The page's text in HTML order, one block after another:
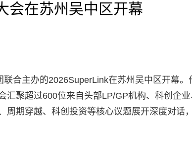
会在苏州吴中区开幕
合主办的2026SuperLink在苏州吴中区开幕。
汇聚超过600位来自头部LP/GP机构、科创企
周期穿越、科创投资等核心议题展开深度对话